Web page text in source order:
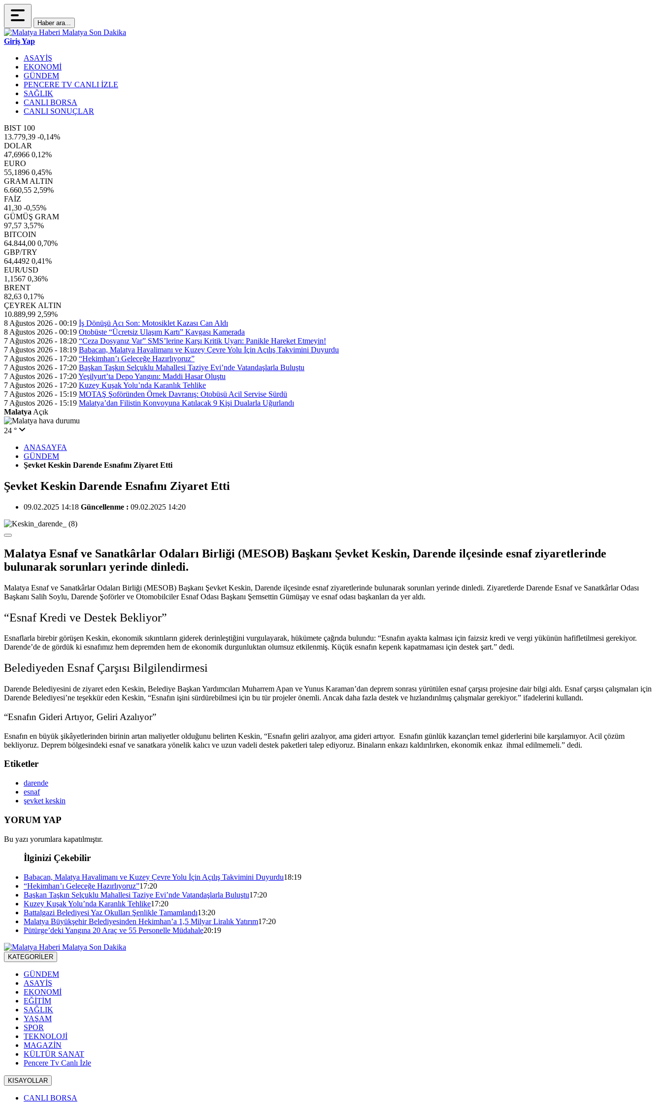
Haber ara...
Giriş Yap
ASAYİŞ
EKONOMİ
GÜNDEM
PENCERE TV CANLI İZLE
SAĞLIK
CANLI BORSA
CANLI SONUÇLAR
BIST 100
13.779,39 -0,14%
DOLAR
47,6966 0,12%
EURO
55,1896 0,45%
GRAM ALTIN
6.660,55 2,59%
FAİZ
41,30 -0,55%
GÜMÜŞ GRAM
97,57 3,57%
BITCOIN
64.844,00 0,70%
GBP/TRY
64,4492 0,41%
EUR/USD
1,1567 0,36%
BRENT
82,63 0,17%
ÇEYREK ALTIN
10.889,99 2,59%
8 Ağustos 2026 - 00:19 İş Dönüşü Acı Son: Motosiklet Kazası Can Aldı
8 Ağustos 2026 - 00:19 Otobüste “Ücretsiz Ulaşım Kartı” Kavgası Kamerada
7 Ağustos 2026 - 18:20 “Ceza Dosyanız Var” SMS’lerine Karşı Kritik Uyarı: Panikle Hareket Etmeyin!
7 Ağustos 2026 - 18:19 Babacan, Malatya Havalimanı ve Kuzey Çevre Yolu İçin Açılış Takvimini Duyurdu
7 Ağustos 2026 - 17:20 “Hekimhan’ı Geleceğe Hazırlıyoruz”
7 Ağustos 2026 - 17:20 Başkan Taşkın Selçuklu Mahallesi Taziye Evi’nde Vatandaşlarla Buluştu
7 Ağustos 2026 - 17:20Yeşilyurt’ta Depo Yangını: Maddi Hasar Oluştu
7 Ağustos 2026 - 17:20 Kuzey Kuşak Yolu’nda Karanlık Tehlike
7 Ağustos 2026 - 15:19 MOTAŞ Şoföründen Örnek Davranış: Otobüsü Acil Servise Sürdü
7 Ağustos 2026 - 15:19 Malatya’dan Filistin Konvoyuna Katılacak 9 Kişi Dualarla Uğurlandı
Malatya Açık
24 °
ANASAYFA
GÜNDEM
Şevket Keskin Darende Esnafını Ziyaret Etti
Şevket Keskin Darende Esnafını Ziyaret Etti
09.02.2025 14:18 Güncellenme : 09.02.2025 14:20
Malatya Esnaf ve Sanatkârlar Odaları Birliği (MESOB) Başkanı Şevket Keskin, Darende ilçesinde esnaf ziyaretlerinde
bulunarak sorunları yerinde dinledi.
Malatya Esnaf ve Sanatkârlar Odaları Birliği (MESOB) Başkanı Şevket Keskin, Darende ilçesinde esnaf ziyaretlerinde bulunarak sorunları yerinde dinledi. Ziyaretlerde Darende Esnaf ve Sanatkârlar Odası
Başkanı Salih Soylu, Darende Şoförler ve Otomobilciler Esnaf Odası Başkanı Şemsettin Gümüşay ve esnaf odası başkanları da yer aldı.
“Esnaf Kredi ve Destek Bekliyor”
Esnaflarla birebir görüşen Keskin, ekonomik sıkıntıların giderek derinleştiğini vurgulayarak, hükümete çağrıda bulundu: “Esnafın ayakta kalması için faizsiz kredi ve vergi yükünün hafifletilmesi gerekiyor.
Darende’de de gördük ki esnafımız hem depremden hem de ekonomik durgunluktan olumsuz etkilenmiş. Küçük esnafın kepenk kapatmaması için destek şart.” dedi.
Belediyeden Esnaf Çarşısı Bilgilendirmesi
Darende Belediyesini de ziyaret eden Keskin, Belediye Başkan Yardımcıları Muharrem Apan ve Yunus Karaman’dan deprem sonrası yürütülen esnaf çarşısı projesine dair bilgi aldı. Esnaf çarşısı çalışmaları için
Darende Belediyesi’ne teşekkür eden Keskin, “Esnafın işini sürdürebilmesi için bu tür projeler önemli. Ancak daha fazla destek ve hızlandırılmış çalışmalar gerekiyor.” ifadelerini kullandı.
“Esnafın Gideri Artıyor, Geliri Azalıyor”
Esnafın en büyük şikâyetlerinden birinin artan maliyetler olduğunu belirten Keskin, “Esnafın geliri azalıyor, ama gideri artıyor. Esnafın günlük kazançları temel giderlerini bile karşılamıyor. Acil çözüm
bekliyoruz. Deprem bölgesindeki esnaf ve sanatkara yönelik kalıcı ve uzun vadeli destek paketleri talep ediyoruz. Binaların enkazı kaldırılırken, ekonomik enkaz ihmal edilmemeli.” dedi.
Etiketler
darende
esnaf
şevket keskin
YORUM YAP
Bu yazı yorumlara kapatılmıştır.
İlginizi Çekebilir
Babacan, Malatya Havalimanı ve Kuzey Çevre Yolu İçin Açılış Takvimini Duyurdu18:19
“Hekimhan’ı Geleceğe Hazırlıyoruz”17:20
Başkan Taşkın Selçuklu Mahallesi Taziye Evi’nde Vatandaşlarla Buluştu17:20
Kuzey Kuşak Yolu’nda Karanlık Tehlike17:20
Battalgazi Belediyesi Yaz Okulları Şenlikle Tamamlandı13:20
Malatya Büyükşehir Belediyesinden Hekimhan’a 1,5 Milyar Liralık Yatırım17:20
Pütürge’deki Yangına 20 Araç ve 55 Personelle Müdahale20:19
KATEGORİLER
GÜNDEM
ASAYİŞ
EKONOMİ
EĞİTİM
SAĞLIK
YAŞAM
SPOR
TEKNOLOJİ
MAGAZİN
KÜLTÜR SANAT
Pencere Tv Canlı İzle
KISAYOLLAR
CANLI BORSA